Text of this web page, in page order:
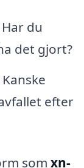
Har du
det gjort?
Kanske
efter
som xn-